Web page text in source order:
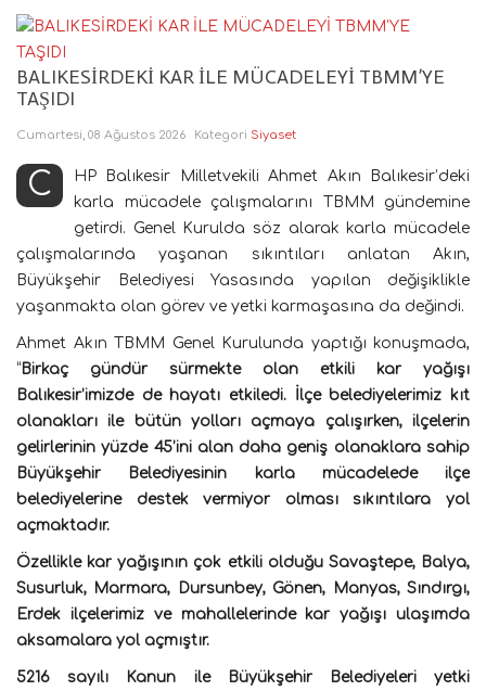
BALIKESİRDEKİ KAR İLE MÜCADELEYİ TBMM’YE
TAŞIDI
Cumartesi, 08 Ağustos 2026 Kategori Siyaset
CHP Balıkesir Milletvekili Ahmet Akın Balıkesir’deki
karla mücadele çalışmalarını TBMM gündemine
getirdi. Genel Kurulda söz alarak karla mücadele
çalışmalarında yaşanan sıkıntıları anlatan Akın,
Büyükşehir Belediyesi Yasasında yapılan değişiklikle
yaşanmakta olan görev ve yetki karmaşasına da değindi.
Ahmet Akın TBMM Genel Kurulunda yaptığı konuşmada,
“ Birkaç gündür sürmekte olan etkili kar yağışı
Balıkesir’imizde de hayatı etkiledi. İlçe belediyelerimiz kıt
olanakları ile bütün yolları açmaya çalışırken, ilçelerin
gelirlerinin yüzde 45’ini alan daha geniş olanaklara sahip
Büyükşehir Belediyesinin karla mücadelede ilçe
belediyelerine destek vermiyor olması sıkıntılara yol
açmaktadır.
Özellikle kar yağışının çok etkili olduğu Savaştepe, Balya,
Susurluk, Marmara, Dursunbey, Gönen, Manyas, Sındırgı,
Erdek ilçelerimiz ve mahallelerinde kar yağışı ulaşımda
aksamalara yol açmıştır.
5216 sayılı Kanun ile Büyükşehir Belediyeleri yetki